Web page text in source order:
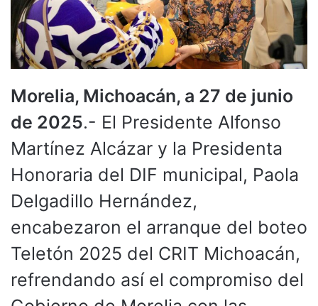
Morelia, Michoacán, a 27 de junio
de 2025.- El Presidente Alfonso
Martínez Alcázar y la Presidenta
Honoraria del DIF municipal, Paola
Delgadillo Hernández,
encabezaron el arranque del boteo
Teletón 2025 del CRIT Michoacán,
refrendando así el compromiso del